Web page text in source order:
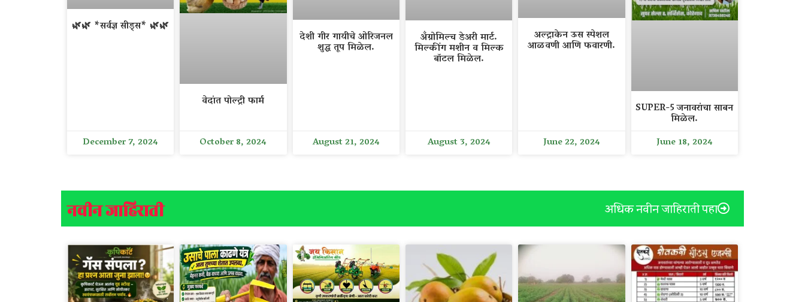
🌿🌿 *सर्वज्ञ सीड्स* 🌿🌿
December 7, 2024
वेदांत पोल्ट्री फार्म
October 8, 2024
देशी गीर गायीचे ओरिजनल
शुद्ध तूप मिळेल.
August 21, 2024
अँग्रोमिल्च डेअरी मार्ट.
मिल्कींग मशीन व मिल्क
बॉटल मिळेल.
August 3, 2024
अल्ट्राकेन ऊस स्पेशल
आळवणी आणि फवारणी.
June 22, 2024
SUPER-5 जनावरांचा साबन
मिळेल.
June 18, 2024
नवीन जाहिराती अधिक नवीन जाहिराती पहा